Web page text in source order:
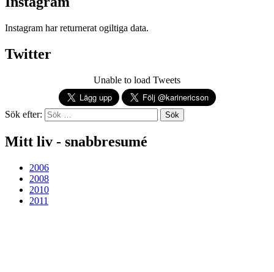
Instagram har returnerat ogiltiga data.
Twitter
Unable to load Tweets
Sök efter:
Mitt liv - snabbresumé
2006
2008
2010
2011